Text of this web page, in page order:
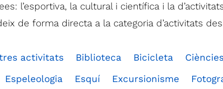
l’esportiva, la cultural i científica i la
de forma directa a la categoria d’activitats
activitats Biblioteca Bicicleta
Espeleologia Esquí Excursionisme